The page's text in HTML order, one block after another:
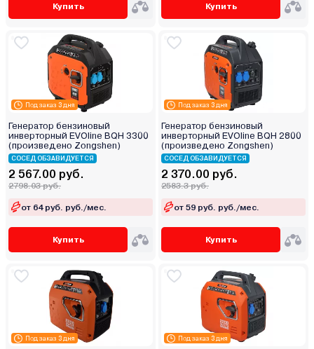
Купить Купить
Под заказ 3 дня
Генератор бензиновый
инверторный EVOline BQH 3300
(произведено Zongshen)
СОСЕД ОБЗАВИДУЕТСЯ
2 567.00 руб.
2798.03 руб.
от 64 руб. руб./мес.
Купить
Под заказ 3 дня
Генератор бензиновый
инверторный EVOline BQH 2800
(произведено Zongshen)
СОСЕД ОБЗАВИДУЕТСЯ
2 370.00 руб.
2583.3 руб.
от 59 руб. руб./мес.
Купить
Под заказ 3 дня Под заказ 3 дня